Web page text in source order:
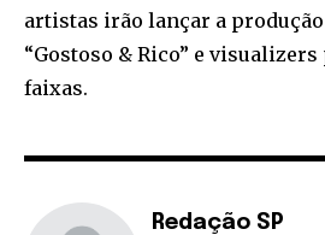
artistas irão lançar a
“Gostoso & Rico” e
faixas.
Redação SP